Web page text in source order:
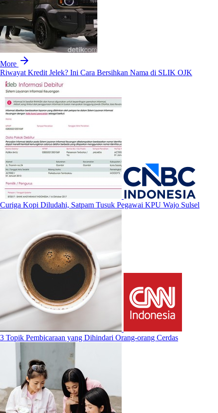
More
Riwayat Kredit Jelek? Ini Cara Bersihkan Nama di SLIK OJK
Curiga Kopi Diludahi, Satpam Tusuk Pegawai KPU Wajo Sulsel
3 Topik Pembicaraan yang Dihindari Orang-orang Cerdas